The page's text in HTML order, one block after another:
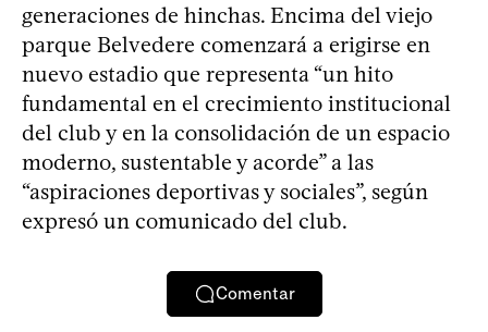
generaciones de hinchas. Encima del viejo
parque Belvedere comenzará a erigirse en
nuevo estadio que representa “un hito
fundamental en el crecimiento institucional
del club y en la consolidación de un espacio
moderno, sustentable y acorde” a las
“aspiraciones deportivas y sociales”, según
expresó un comunicado del club.
Comentar